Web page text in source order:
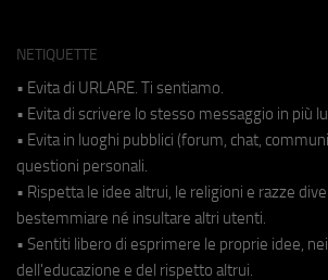
NETIQUETTE
• Evita di URLARE. Ti sentiamo.
• Evita di scrivere lo stesso messaggio in più
• Evita in luoghi pubblici (forum, chat,
questioni personali.
• Rispetta le idee altrui, le religioni e razze
bestemmiare né insultare altri utenti.
• Sentiti libero di esprimere le proprie idee,
dell'educazione e del rispetto altrui.